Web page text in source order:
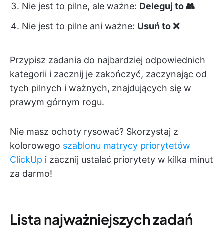
Nie jest to pilne, ale ważne: Deleguj to 👥
Nie jest to pilne ani ważne: Usuń to ❌
Przypisz zadania do najbardziej odpowiednich
kategorii i zacznij je zakończyć, zaczynając od
tych pilnych i ważnych, znajdujących się w
prawym górnym rogu.
Nie masz ochoty rysować? Skorzystaj z
kolorowego szablonu matrycy priorytetów
ClickUp i zacznij ustalać priorytety w kilka minut
za darmo!
Lista najważniejszych zadań